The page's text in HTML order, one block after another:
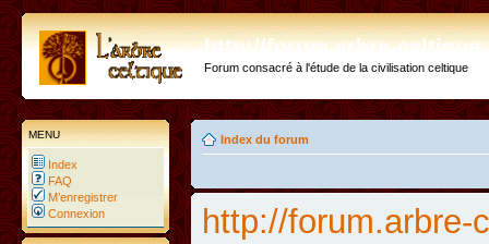
http://forum.arbre-
Forum consacré à l'étude de la civilisation celtique
MENU
Index
FAQ
M’enregistrer
Connexion
Index du forum
http://forum.arbre-